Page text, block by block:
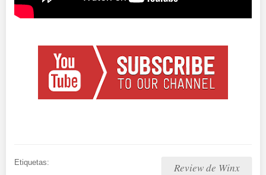
Etiquetas:
Review de Winx